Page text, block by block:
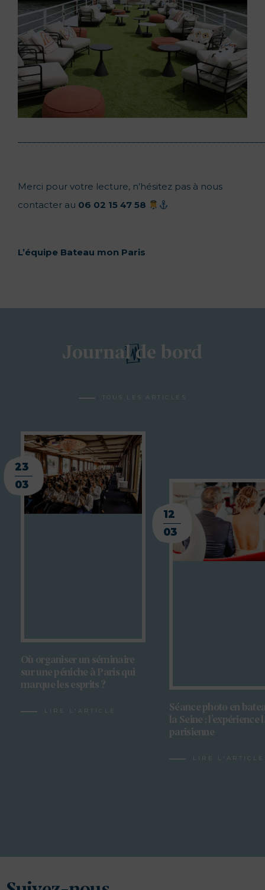
Merci pour votre lecture, n’hésitez pas à nous
contacter au 06 02 15 47 58
L’équipe Bateau mon Paris
Journal de bord
TOUS LES ARTICLES
Où organiser un séminaire
sur une péniche à Paris qui
marque les esprits ?
23
03
LIRE L'ARTICLE
Séance photo en
la Seine : l’expérience
parisienne
12
03
LIRE L'ARTICLE